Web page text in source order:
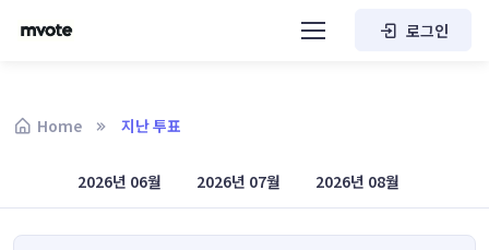
로그인
Home 지난 투표
2026년 06월 2026년 07월 2026년 08월